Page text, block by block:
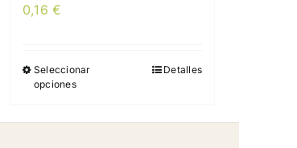
0,16€
Seleccionar
opciones
Detalles